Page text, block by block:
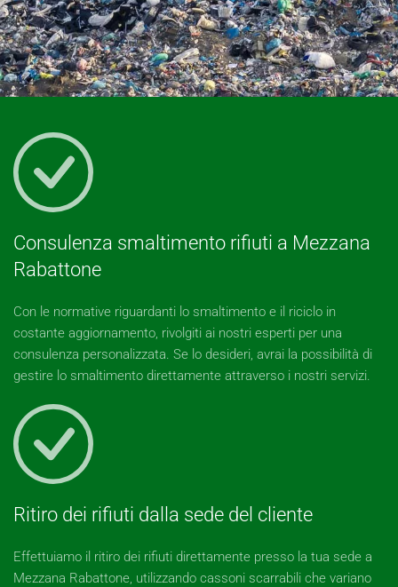
Consulenza smaltimento rifiuti a Mezzana
Rabattone
Con le normative riguardanti lo smaltimento e il riciclo in
costante aggiornamento, rivolgiti ai nostri esperti per una
consulenza personalizzata. Se lo desideri, avrai la possibilità di
gestire lo smaltimento direttamente attraverso i nostri servizi.
Ritiro dei rifiuti dalla sede del cliente
Effettuiamo il ritiro dei rifiuti direttamente presso la tua sede a
Mezzana Rabattone, utilizzando cassoni scarrabili che variano